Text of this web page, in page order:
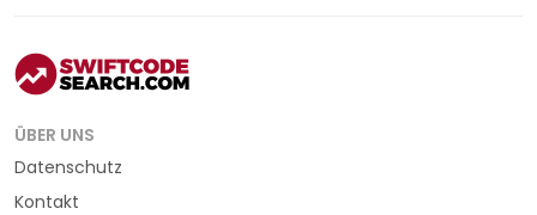
ÜBER UNS
Datenschutz
Kontakt